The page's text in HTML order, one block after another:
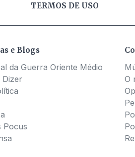
TERMOS DE USO
e Blogs
da Guerra Oriente Médio
Dizer
Pocus
O